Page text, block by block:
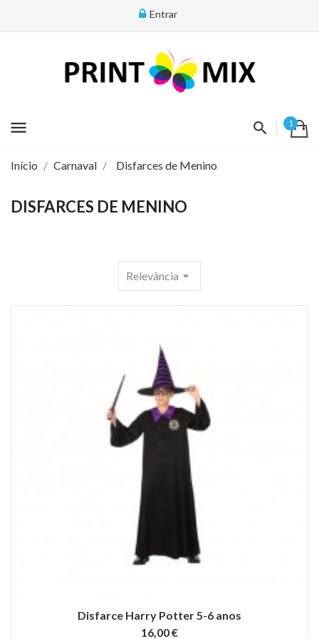
Entrar
menu 1
Início Carnaval Disfarces de Menino
DISFARCES DE MENINO
Relevância arrow_drop_down
Disfarce Harry Potter 5-6 anos
16,00 €